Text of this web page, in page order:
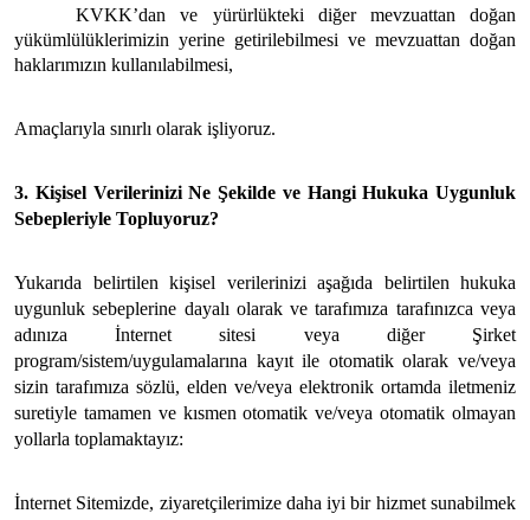
KVKK’dan ve yürürlükteki diğer mevzuattan doğan
yükümlülüklerimizin yerine getirilebilmesi ve mevzuattan doğan
haklarımızın kullanılabilmesi,
Amaçlarıyla sınırlı olarak işliyoruz.
3. Kişisel Verilerinizi Ne Şekilde ve Hangi Hukuka Uygunluk
Sebepleriyle Topluyoruz?
Yukarıda belirtilen kişisel verilerinizi aşağıda belirtilen hukuka
uygunluk sebeplerine dayalı olarak ve tarafımıza tarafınızca veya
adınıza İnternet sitesi veya diğer Şirket
program/sistem/uygulamalarına kayıt ile otomatik olarak ve/veya
sizin tarafımıza sözlü, elden ve/veya elektronik ortamda iletmeniz
suretiyle tamamen ve kısmen otomatik ve/veya otomatik olmayan
yollarla toplamaktayız:
İnternet Sitemizde, ziyaretçilerimize daha iyi bir hizmet sunabilmek